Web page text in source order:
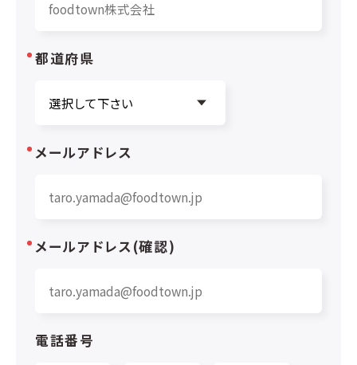
都道府県
メールアドレス
メールアドレス(確認)
電話番号